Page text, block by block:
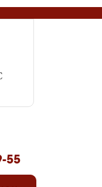
55